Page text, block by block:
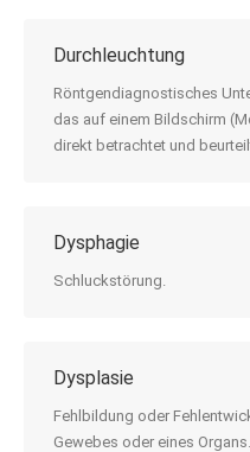
Durchleuchtung
Röntgendiagnostisches
das auf einem Bildschirm
direkt betrachtet und
Dysphagie
Schluckstörung.
Dysplasie
Fehlbildung oder
Gewebes oder eines Organs.